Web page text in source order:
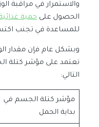
والاستمرار في مراقبة
الحصول على حمية
للمساعدة في تجنب
وبشكل عام فإن مقدار
التالي:
مؤشر كتلة الجسم في
بداية الحمل